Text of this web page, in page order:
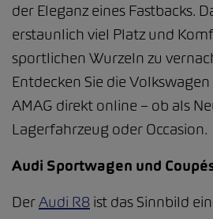
der Eleganz eines Fastbacks.
erstaunlich viel Platz und
sportlichen Wurzeln zu
Entdecken Sie die
AMAG direkt online – ob als
Lagerfahrzeug oder Occasion.
Audi Sportwagen und
DerAudi R8 ist das Sinnbild